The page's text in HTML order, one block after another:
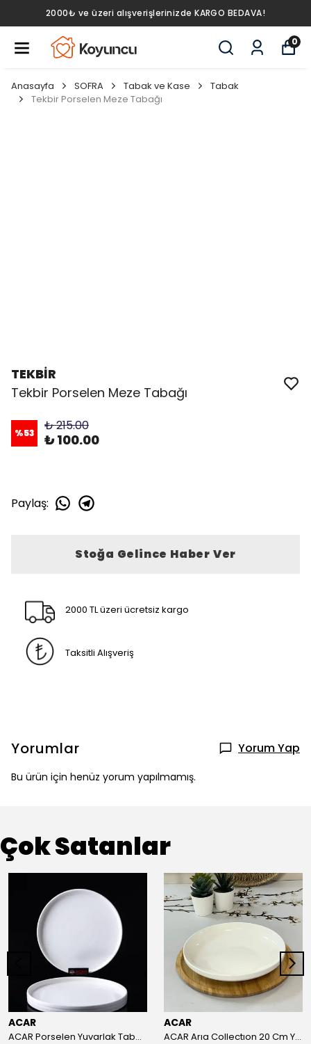
2000₺ ve üzeri alışverişlerinizde KARGO BEDAVA!
0
Anasayfa SOFRA Tabak ve Kase
Tabak
Tekbir Porselen Meze Tabağı
TEKBİR
Tekbir Porselen Meze Tabağı
%53 ₺ 215.00
₺ 100.00
Paylaş:
Stoğa Gelince Haber Ver
2000 TL üzeri ücretsiz kargo
Taksitli Alışveriş
Yorumlar Yorum Yap
Bu ürün için henüz yorum yapılmamış.
Çok Satanlar
ACAR
ACAR Porselen Yuvarlak Tabak - 23,5 cm
ACAR
ACAR Arıa Collectıon 20 Cm Yemek Tabağı